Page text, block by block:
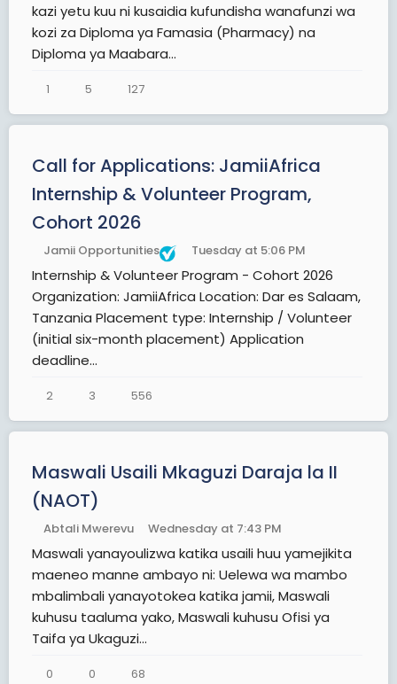
kazi yetu kuu ni kusaidia kufundisha wanafunzi wa
kozi za Diploma ya Famasia (Pharmacy) na
Diploma ya Maabara...
1 5 127
Call for Applications: JamiiAfrica
Internship & Volunteer Program,
Cohort 2026
Jamii Opportunities Tuesday at 5:06 PM
Internship & Volunteer Program - Cohort 2026
Organization: JamiiAfrica Location: Dar es Salaam,
Tanzania Placement type: Internship / Volunteer
(initial six-month placement) Application
deadline...
2 3 556
Maswali Usaili Mkaguzi Daraja la II
(NAOT)
Abtali Mwerevu Wednesday at 7:43 PM
Maswali yanayoulizwa katika usaili huu yamejikita
maeneo manne ambayo ni: Uelewa wa mambo
mbalimbali yanayotokea katika jamii, Maswali
kuhusu taaluma yako, Maswali kuhusu Ofisi ya
Taifa ya Ukaguzi...
0 0 68